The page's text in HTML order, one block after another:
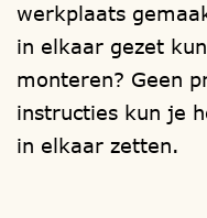
Ontwerp uw
aanbouw)
model, een
eventueel, het
werkplaats
in elkaar gezet
monteren? Geen
instructies kun je
in elkaar zetten.